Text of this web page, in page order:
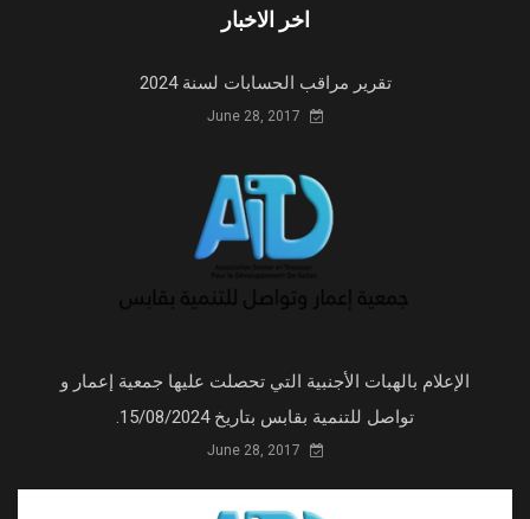
اخر الاخبار
تقرير مراقب الحسابات لسنة 2024
الإعلام بالهبات الأجنبية التي تحصلت عليها جمعية إعمار و
تواصل للتنمية بقابس بتاريخ 15/08/2024.